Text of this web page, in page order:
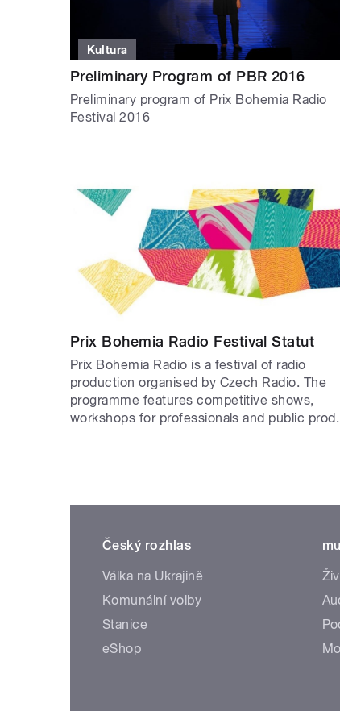
Kultura
Preliminary Program of PBR 2016
Preliminary program of Prix Bohemia Radio
Festival 2016
Prix Bohemia Radio Festival Statut
Prix Bohemia Radio is a festival of radio
production organised by Czech Radio. The
programme features competitive shows,
workshops for professionals and public
Český rozhlas
Válka na Ukrajině
Komunální volby
Stanice
eShop